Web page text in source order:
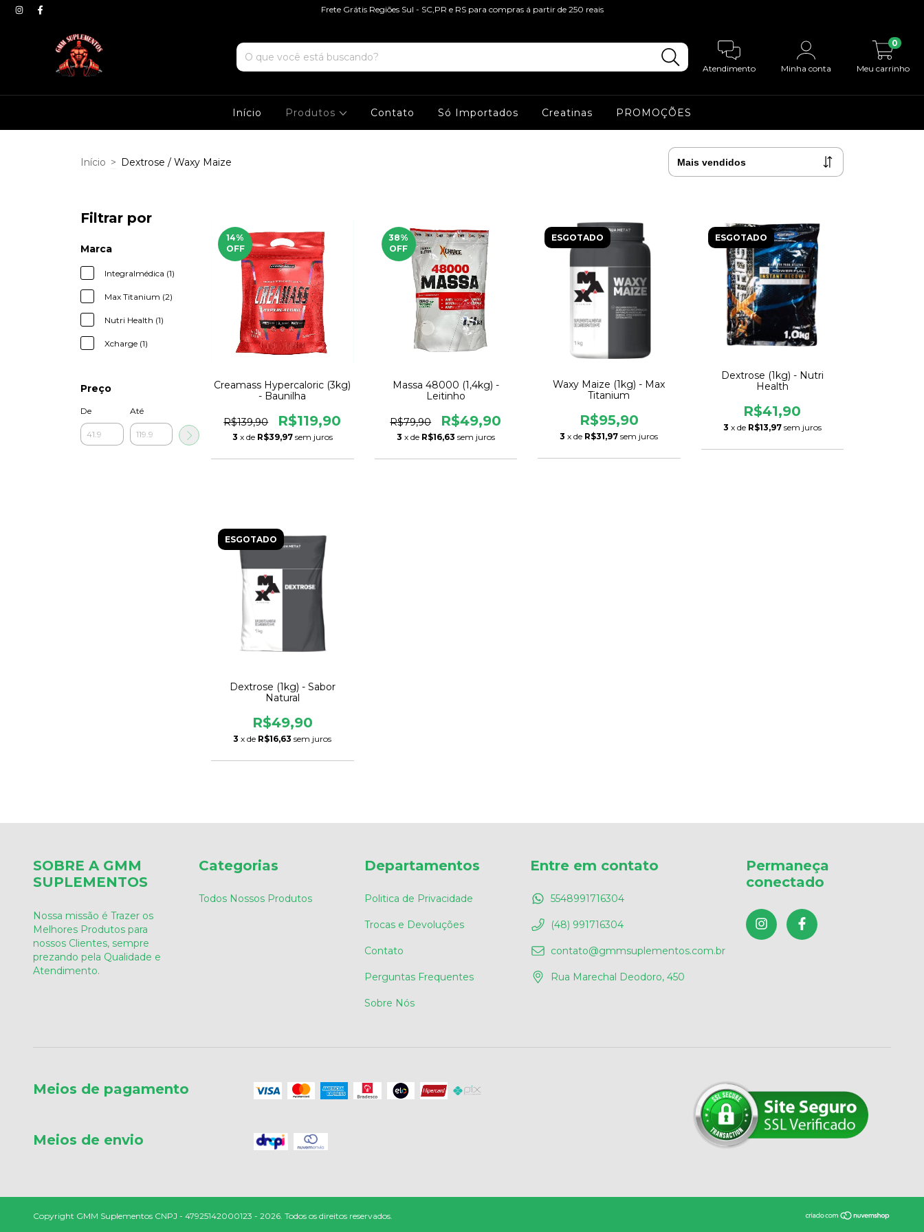
Frete Grátis Regiões Sul - SC,PR e RS para compras á partir de 250 reais
Atendimento Minha conta Meu carrinho
0
Início Produtos Contato Só Importados Creatinas PROMOÇÕES
Início > Dextrose / Waxy Maize
Filtrar por
Marca
Integralmédica (1)
Max Titanium (2)
Nutri Health (1)
Xcharge (1)
Preço
De Até
14%
OFF
Creamass Hypercaloric (3kg)
- Baunilha
R$139,90 R$119,90
3 x de R$39,97 sem juros
38%
OFF
Massa 48000 (1,4kg) -
Leitinho
R$79,90 R$49,90
3 x de R$16,63 sem juros
ESGOTADO
Waxy Maize (1kg) - Max
Titanium
R$95,90
3 x de R$31,97 sem juros
ESGOTADO
Dextrose (1kg) - Nutri
Health
R$41,90
3 x de R$13,97 sem juros
ESGOTADO
Dextrose (1kg) - Sabor
Natural
R$49,90
3 x de R$16,63 sem juros
SOBRE A GMM
SUPLEMENTOS
Nossa missão é Trazer os
Melhores Produtos para
nossos Clientes, sempre
prezando pela Qualidade e
Atendimento.
Categorias
Todos Nossos Produtos
Departamentos
Politica de Privacidade
Trocas e Devoluções
Contato
Perguntas Frequentes
Sobre Nós
Entre em contato
5548991716304
(48) 991716304
contato@gmmsuplementos.com.br
Rua Marechal Deodoro, 450
Permaneça
conectado
Meios de pagamento
Meios de envio
Copyright GMM Suplementos CNPJ - 47925142000123 - 2026. Todos os direitos reservados.